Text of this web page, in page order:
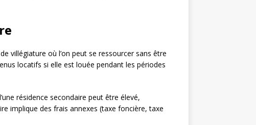
villégiature où l’on peut se ressourcer sans être
locatifs si elle est louée pendant les périodes
résidence secondaire peut être élevé,
implique des frais annexes (taxe foncière, taxe